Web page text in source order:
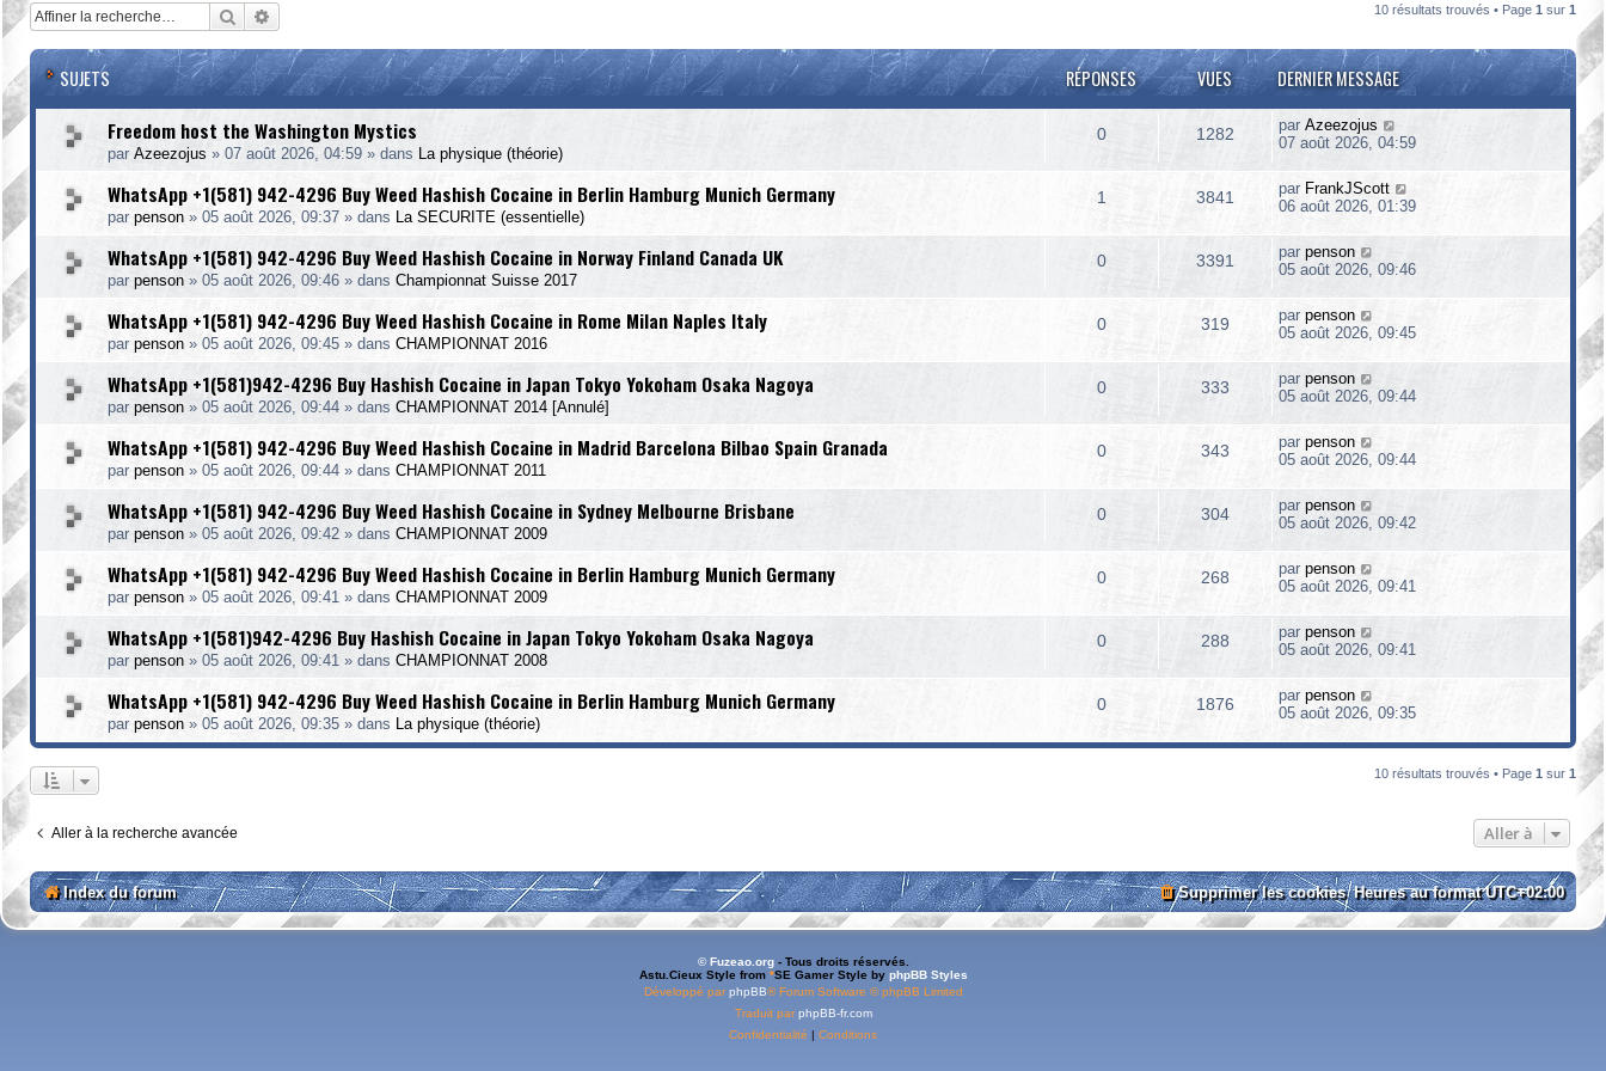
Rechercher 10 résultats trouvés • Page 1 sur 1
SUJETS RÉPONSES VUES DERNIER MESSAGE
Freedom host the Washington Mystics
par Azeezojus » 07 août 2026, 04:59 » dans La physique (théorie)
0 1282 par Azeezojus
07 août 2026, 04:59
WhatsApp +1(581) 942-4296 Buy Weed Hashish Cocaine in Berlin Hamburg Munich Germany
par penson » 05 août 2026, 09:37 » dans La SECURITE (essentielle)
1 3841 par FrankJScott
06 août 2026, 01:39
WhatsApp +1(581) 942-4296 Buy Weed Hashish Cocaine in Norway Finland Canada UK
par penson » 05 août 2026, 09:46 » dans Championnat Suisse 2017
0 3391 par penson
05 août 2026, 09:46
WhatsApp +1(581) 942-4296 Buy Weed Hashish Cocaine in Rome Milan Naples Italy
par penson » 05 août 2026, 09:45 » dans CHAMPIONNAT 2016
0 319 par penson
05 août 2026, 09:45
WhatsApp +1(581)942-4296 Buy Hashish Cocaine in Japan Tokyo Yokoham Osaka Nagoya
par penson » 05 août 2026, 09:44 » dans CHAMPIONNAT 2014 [Annulé]
0 333 par penson
05 août 2026, 09:44
WhatsApp +1(581) 942-4296 Buy Weed Hashish Cocaine in Madrid Barcelona Bilbao Spain Granada
par penson » 05 août 2026, 09:44 » dans CHAMPIONNAT 2011
0 343 par penson
05 août 2026, 09:44
WhatsApp +1(581) 942-4296 Buy Weed Hashish Cocaine in Sydney Melbourne Brisbane
par penson » 05 août 2026, 09:42 » dans CHAMPIONNAT 2009
0 304 par penson
05 août 2026, 09:42
WhatsApp +1(581) 942-4296 Buy Weed Hashish Cocaine in Berlin Hamburg Munich Germany
par penson » 05 août 2026, 09:41 » dans CHAMPIONNAT 2009
0 268 par penson
05 août 2026, 09:41
WhatsApp +1(581)942-4296 Buy Hashish Cocaine in Japan Tokyo Yokoham Osaka Nagoya
par penson » 05 août 2026, 09:41 » dans CHAMPIONNAT 2008
0 288 par penson
05 août 2026, 09:41
WhatsApp +1(581) 942-4296 Buy Weed Hashish Cocaine in Berlin Hamburg Munich Germany
par penson » 05 août 2026, 09:35 » dans La physique (théorie)
0 1876 par penson
05 août 2026, 09:35
10 résultats trouvés • Page 1 sur 1
Aller à la recherche avancée Aller à
Index du forum Heures au formatUTC+02:00
Supprimer les cookies
© Fuzeao.org- Tous droits réservés.
Astu.Cieux Style from *SE Gamer Style by phpBB Styles
Développé par phpBB® Forum Software © phpBB Limited
Traduit par phpBB-fr.com
Confidentialité | Conditions